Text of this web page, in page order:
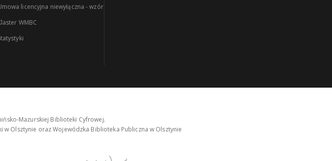
licencyjna niewyłączna - wzór
WMBC
Mazurskiej Biblioteki Cyfrowej.
w Olsztynie oraz Wojewódzka Biblioteka Publiczna w Olsztynie